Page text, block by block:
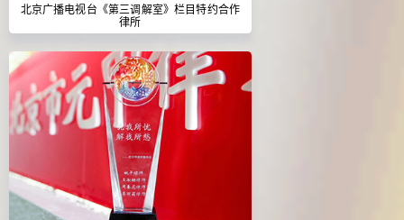
北京广播电视台《第三调解室》栏目特约合作
律所